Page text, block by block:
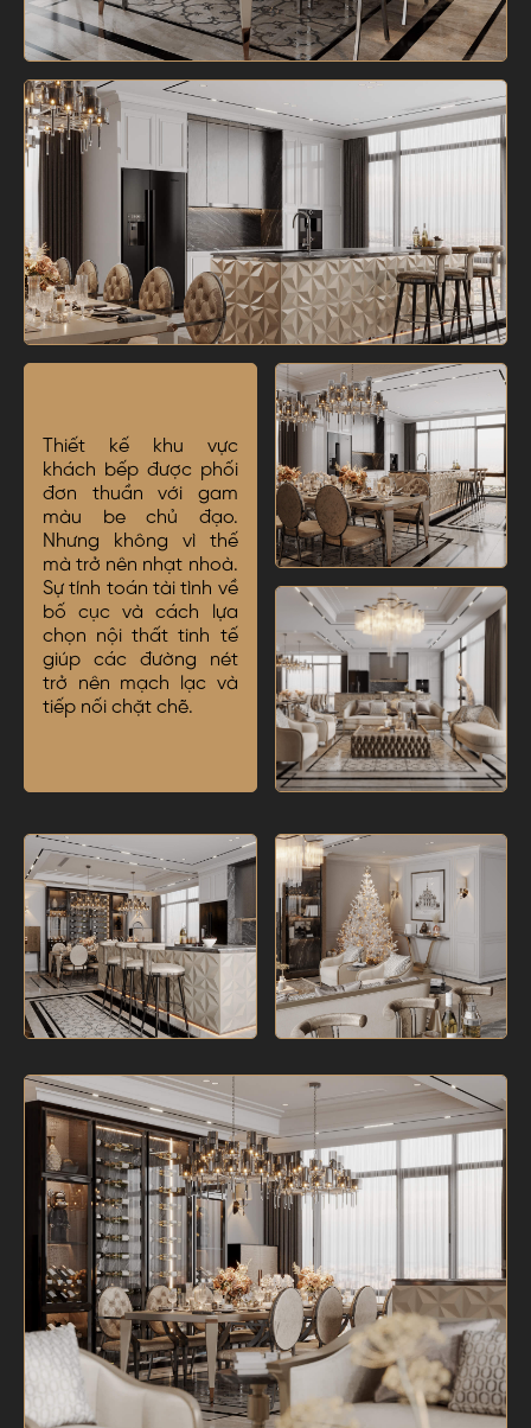
Thiết kế khu vực
khách bếp được phối
đơn thuần với gam
màu be chủ đạo.
Nhưng không vì thế
mà trở nên nhạt nhoà.
Sự tính toán tài tình về
bố cục và cách lựa
chọn nội thất tinh tế
giúp các đường nét
trở nên mạch lạc và
tiếp nối chặt chẽ.